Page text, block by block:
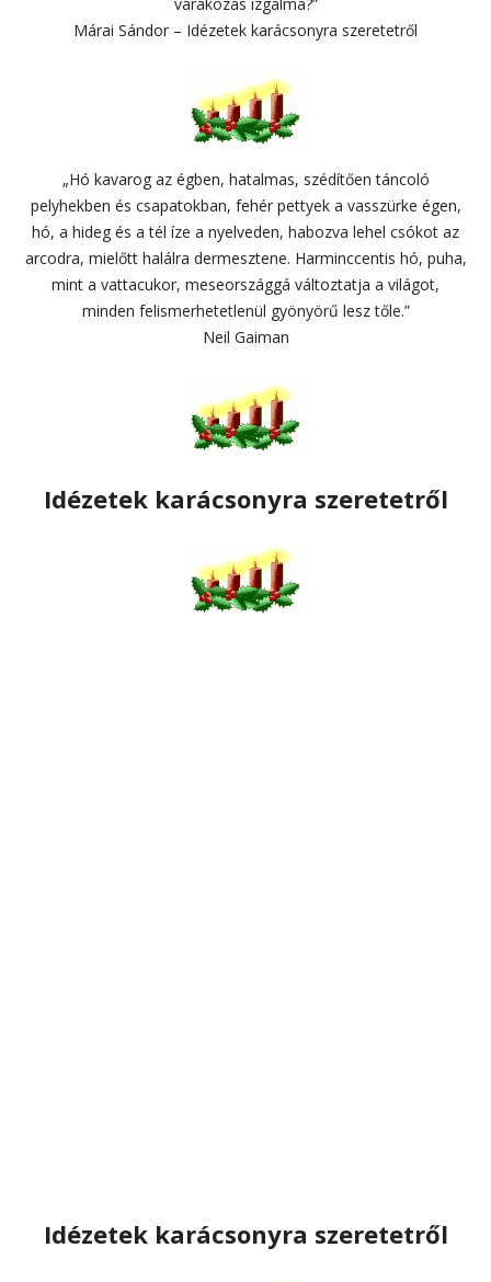
Márai Sándor – Idézetek karácsonyra szeretetről
„Hó kavarog az égben, hatalmas, szédítően táncoló
pelyhekben és csapatokban, fehér pettyek a vasszürke égen,
hó, a hideg és a tél íze a nyelveden, habozva lehel csókot az
arcodra, mielőtt halálra dermesztene. Harminccentis hó, puha,
mint a vattacukor, meseországgá változtatja a világot,
minden felismerhetetlenül gyönyörű lesz tőle.”
Neil Gaiman
Idézetek karácsonyra szeretetről
Idézetek karácsonyra szeretetről